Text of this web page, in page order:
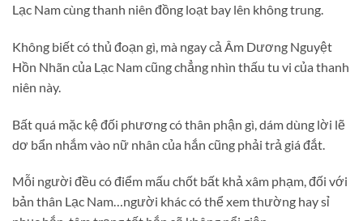
Lạc Nam cùng thanh niên đồng loạt bay lên không trung.
Không biết có thủ đoạn gì, mà ngay cả Âm Dương Nguyệt
Hồn Nhãn của Lạc Nam cũng chẳng nhìn thấu tu vi của thanh
niên này.
Bất quá mặc kệ đối phương có thân phận gì, dám dùng lời lẽ
dơ bẩn nhắm vào nữ nhân của hắn cũng phải trả giá đắt.
Mỗi người đều có điểm mấu chốt bất khả xâm phạm, đối với
bản thân Lạc Nam…người khác có thể xem thường hay sỉ